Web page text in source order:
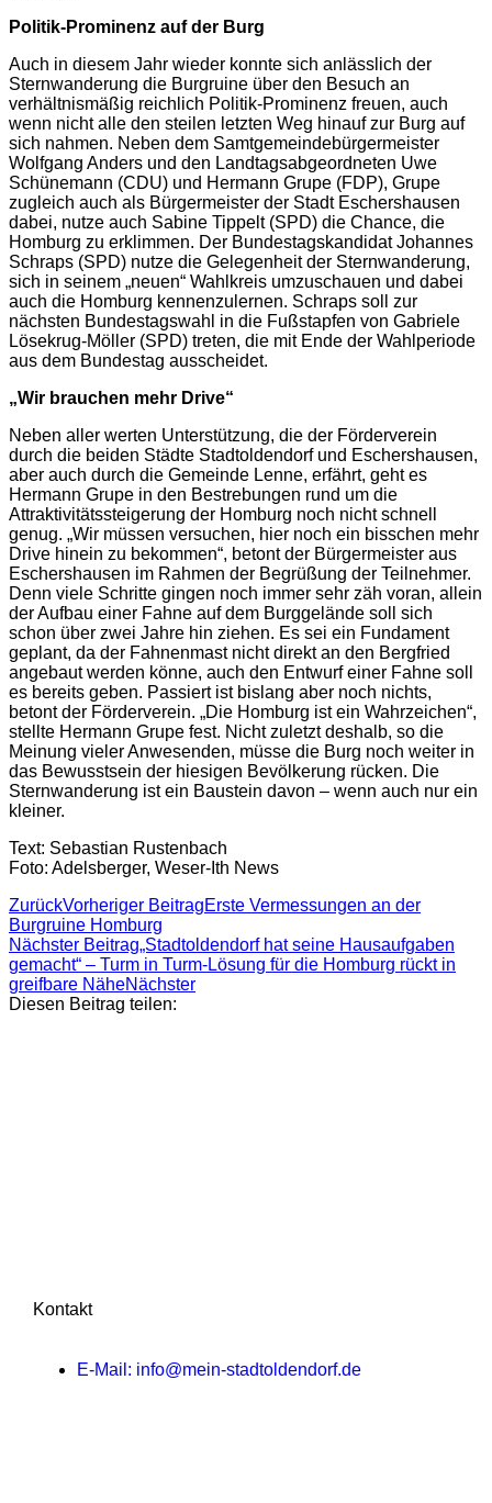
Politik-Prominenz auf der Burg
Auch in diesem Jahr wieder konnte sich anlässlich der
Sternwanderung die Burgruine über den Besuch an
verhältnismäßig reichlich Politik-Prominenz freuen, auch
wenn nicht alle den steilen letzten Weg hinauf zur Burg auf
sich nahmen. Neben dem Samtgemeindebürgermeister
Wolfgang Anders und den Landtagsabgeordneten Uwe
Schünemann (CDU) und Hermann Grupe (FDP), Grupe
zugleich auch als Bürgermeister der Stadt Eschershausen
dabei, nutze auch Sabine Tippelt (SPD) die Chance, die
Homburg zu erklimmen. Der Bundestagskandidat Johannes
Schraps (SPD) nutze die Gelegenheit der Sternwanderung,
sich in seinem „neuen“ Wahlkreis umzuschauen und dabei
auch die Homburg kennenzulernen. Schraps soll zur
nächsten Bundestagswahl in die Fußstapfen von Gabriele
Lösekrug-Möller (SPD) treten, die mit Ende der Wahlperiode
aus dem Bundestag ausscheidet.
„Wir brauchen mehr Drive“
Neben aller werten Unterstützung, die der Förderverein
durch die beiden Städte Stadtoldendorf und Eschershausen,
aber auch durch die Gemeinde Lenne, erfährt, geht es
Hermann Grupe in den Bestrebungen rund um die
Attraktivitätssteigerung der Homburg noch nicht schnell
genug. „Wir müssen versuchen, hier noch ein bisschen mehr
Drive hinein zu bekommen“, betont der Bürgermeister aus
Eschershausen im Rahmen der Begrüßung der Teilnehmer.
Denn viele Schritte gingen noch immer sehr zäh voran, allein
der Aufbau einer Fahne auf dem Burggelände soll sich
schon über zwei Jahre hin ziehen. Es sei ein Fundament
geplant, da der Fahnenmast nicht direkt an den Bergfried
angebaut werden könne, auch den Entwurf einer Fahne soll
es bereits geben. Passiert ist bislang aber noch nichts,
betont der Förderverein. „Die Homburg ist ein Wahrzeichen“,
stellte Hermann Grupe fest. Nicht zuletzt deshalb, so die
Meinung vieler Anwesenden, müsse die Burg noch weiter in
das Bewusstsein der hiesigen Bevölkerung rücken. Die
Sternwanderung ist ein Baustein davon – wenn auch nur ein
kleiner.
Text: Sebastian Rustenbach
Foto: Adelsberger, Weser-Ith News
ZurückVorheriger BeitragErste Vermessungen an der
Burgruine Homburg
Nächster Beitrag„Stadtoldendorf hat seine Hausaufgaben
gemacht“ – Turm in Turm-Lösung für die Homburg rückt in
greifbare NäheNächster
Diesen Beitrag teilen:
Kontakt
E-Mail: info@mein-stadtoldendorf.de